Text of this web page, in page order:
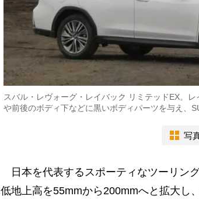
スバル・レヴォーグ・レイバック リミテッドEX。
や前後のボディ下などに黒いボディパーツを与え、
写
日本を代表するスポーティなツーリン
低地上高を55mmから200mmへと拡大し